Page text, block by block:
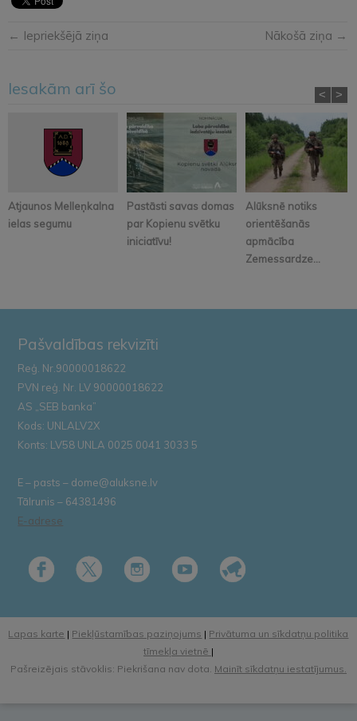
← Iepriekšējā ziņa Nākošā ziņa →
Iesakām arī šo
Atjaunos Melleņkalna
ielas segumu
Pastāsti savas domas
par Kopienu svētku
iniciatīvu!
Alūksnē notiks
orientēšanās
apmācība
Zemessardze...
< >
Pašvaldības rekvizīti
Reģ. Nr.90000018622
PVN reģ. Nr. LV 90000018622
AS „SEB banka”
Kods: UNLALV2X
Konts: LV58 UNLA 0025 0041 3033 5
E – pasts – dome@aluksne.lv
Tālrunis – 64381496
E-adrese
Lapas karte | Piekļūstamības paziņojums | Privātuma un sīkdatņu politika
tīmekļa vietnē |
Pašreizējais stāvoklis: Piekrišana nav dota. Mainīt sīkdatņu iestatījumus.